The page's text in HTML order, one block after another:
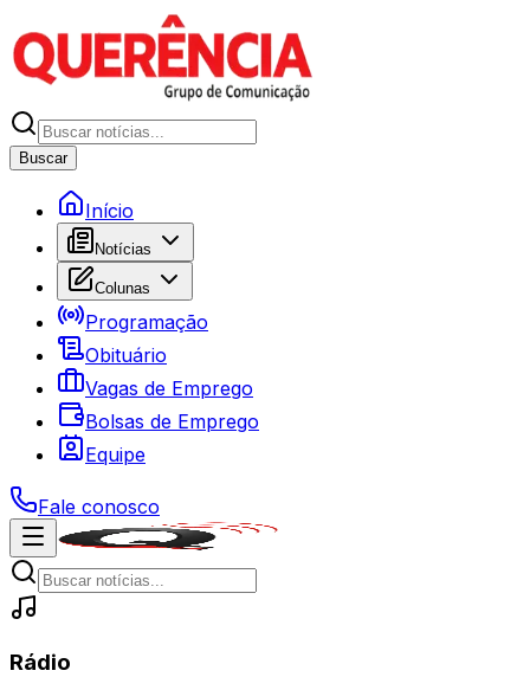
Buscar
Início
Notícias
Colunas
Programação
Obituário
Vagas de Emprego
Bolsas de Emprego
Equipe
Fale conosco
Rádio